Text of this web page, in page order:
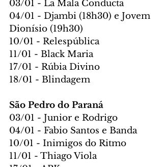
03/01 - La Mala Conducta
04/01 - Djambi (18h30) e Jovem
Dionísio (19h30)
10/01 - Relespública
11/01 - Black Maria
17/01 - Rúbia Divino
18/01 - Blindagem
São Pedro do Paraná
03/01 - Junior e Rodrigo
04/01 - Fabio Santos e Banda
10/01 - Inimigos do Ritmo
11/01 - Thiago Viola